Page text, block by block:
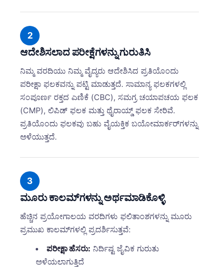
2
ಆದೇಶಿಸಲಾದ ಪರೀಕ್ಷೆಗಳನ್ನು ಗುರುತಿಸಿ
ನಿಮ್ಮ ವರದಿಯು ನಿಮ್ಮ ವೈದ್ಯರು ಆದೇಶಿಸಿದ ಪ್ರತಿಯೊಂದು
ಪರೀಕ್ಷಾ ಫಲಕವನ್ನು ಪಟ್ಟಿ ಮಾಡುತ್ತದೆ. ಸಾಮಾನ್ಯ ಫಲಕಗಳಲ್ಲಿ
ಸಂಪೂರ್ಣ ರಕ್ತದ ಎಣಿಕೆ (CBC), ಸಮಗ್ರ ಚಯಾಪಚಯ ಫಲಕ
(CMP), ಲಿಪಿಡ್ ಫಲಕ ಮತ್ತು ಥೈರಾಯ್ಡ್ ಫಲಕ ಸೇರಿವೆ.
ಪ್ರತಿಯೊಂದು ಫಲಕವು ಬಹು ವೈಯಕ್ತಿಕ ಬಯೋಮಾರ್ಕರ್‌ಗಳನ್ನು
ಅಳೆಯುತ್ತದೆ.
3
ಮೂರು ಕಾಲಮ್‌ಗಳನ್ನು ಅರ್ಥಮಾಡಿಕೊಳ್ಳಿ
ಹೆಚ್ಚಿನ ಪ್ರಯೋಗಾಲಯ ವರದಿಗಳು ಫಲಿತಾಂಶಗಳನ್ನು ಮೂರು
ಪ್ರಮುಖ ಕಾಲಮ್‌ಗಳಲ್ಲಿ ಪ್ರದರ್ಶಿಸುತ್ತವೆ:
ಪರೀಕ್ಷಾ ಹೆಸರು: ನಿರ್ದಿಷ್ಟ ಜೈವಿಕ ಗುರುತು
ಅಳೆಯಲಾಗುತ್ತಿದೆ